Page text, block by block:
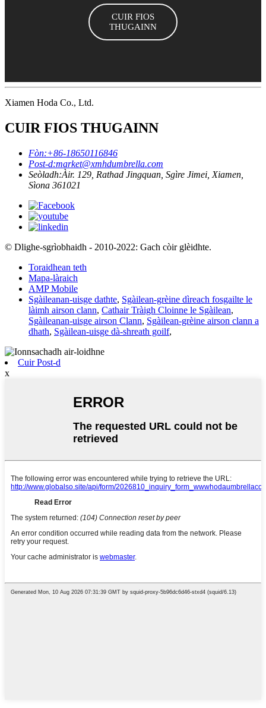
CUIR FIOS
THUGAINN
Xiamen Hoda Co., Ltd.
CUIR FIOS THUGAINN
Fòn:+86-18650116846
Post-d:market@xmhdumbrella.com
Seòladh:Àir. 129, Rathad Jingquan, Sgìre Jimei, Xiamen,
Sìona 361021
© Dlighe-sgrìobhaidh - 2010-2022: Gach còir glèidhte.
Toraidhean teth
Mapa-làraich
AMP Mobile
Sgàileanan-uisge dathte, Sgàilean-grèine dìreach fosgailte le
làimh airson clann, Cathair Tràigh Cloinne le Sgàilean,
Sgàileanan-uisge airson Clann, Sgàilean-grèine airson clann a
dhath, Sgàilean-uisge dà-shreath goilf,
Cuir Post-d
x